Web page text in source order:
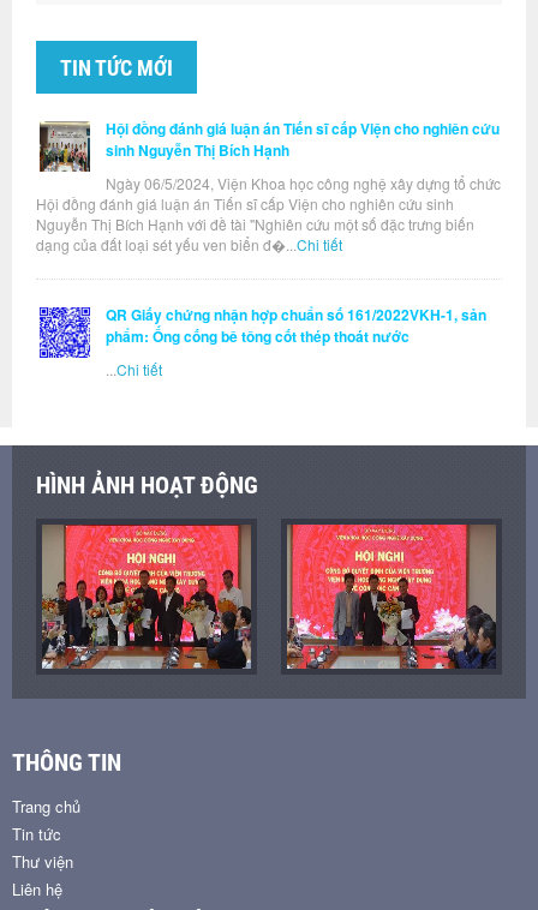
TIN TỨC MỚI
Hội đồng đánh giá luận án Tiến sĩ cấp Viện cho nghiên cứu
sinh Nguyễn Thị Bích Hạnh
Ngày 06/5/2024, Viện Khoa học công nghệ xây dựng tổ chức
Hội đồng đánh giá luận án Tiến sĩ cấp Viện cho nghiên cứu sinh
Nguyễn Thị Bích Hạnh với đề tài "Nghiên cứu một số đặc trưng biến
dạng của đất loại sét yếu ven biển đ�... Chi tiết
QR Giấy chứng nhận hợp chuẩn số 161/2022VKH-1, sản
phẩm: Ống cống bê tông cốt thép thoát nước
Chi tiết
HÌNH ẢNH HOẠT ĐỘNG
THÔNG TIN
Trang chủ
Tin tức
Thư viện
Liên hệ